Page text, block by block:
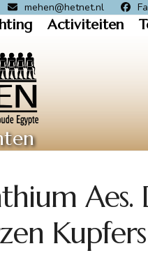
mehen@hetnet.nl
Activiteiten
Aes.
Kupfers